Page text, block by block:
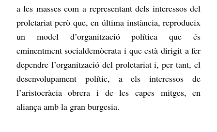
a les masses com a representant dels interessos del
proletariat però que, en última instància, reprodueix
un model d’organització política que és
eminentment socialdemòcrata i que està dirigit a fer
dependre l’organització del proletariat i, per tant, el
desenvolupament polític, a els interessos de
l’aristocràcia obrera i de les capes mitges, en
aliança amb la gran burgesia.